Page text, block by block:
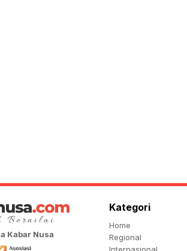
Kabar Nusa
Kategori
Home
Regional